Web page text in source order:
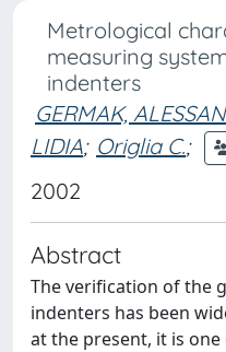
Metrological
measuring
indenters
GERMAK,
LIDIA; Origlia C.;
2002
Abstract
The verification of the
indenters has been
at the present, it is